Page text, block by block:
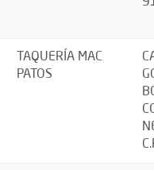
TAQUERÍA MAC
PATOS